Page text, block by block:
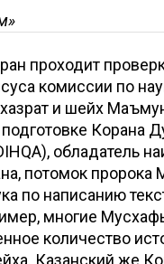
проходит
комиссии по
и шейх
Корана
обладатель
потомок
многие
количество
Казанский же